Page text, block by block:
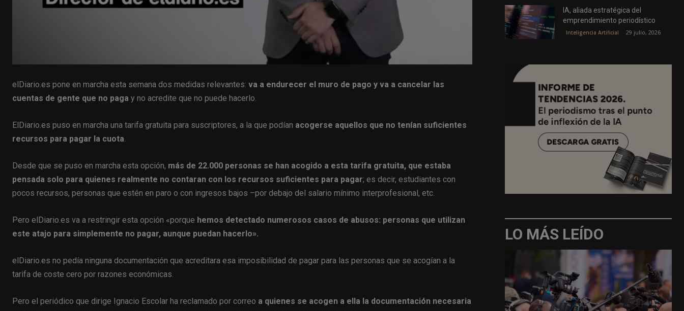
elDiario.es pone en marcha esta semana dos medidas relevantes: va a endurecer el muro de pago y va a cancelar las
cuentas de gente que no paga y no acredite que no puede hacerlo.
ElDiario.es puso en marcha una tarifa gratuita para suscriptores, a la que podían acogerse aquellos que no tenían suficientes
recursos para pagar la cuota.
Desde que se puso en marcha esta opción, más de 22.000 personas se han acogido a esta tarifa gratuita, que estaba
pensada solo para quienes realmente no contaran con los recursos suficientes para pagar; es decir, estudiantes con
pocos recursos, personas que estén en paro o con ingresos bajos –por debajo del salario mínimo interprofesional, etc.
Pero elDiario.es va a restringir esta opción «porque hemos detectado numerosos casos de abusos: personas que utilizan
este atajo para simplemente no pagar, aunque puedan hacerlo».
elDiario.es no pedía ninguna documentación que acreditara esa imposibilidad de pagar para las personas que se acogían a la
tarifa de coste cero por razones económicas.
Pero el periódico que dirige Ignacio Escolar ha reclamado por correo a quienes se acogen a ella la documentación necesaria
IA, aliada estratégica del
emprendimiento periodístico
Inteligencia Artificial 29 julio, 2026
LO MÁS LEÍDO